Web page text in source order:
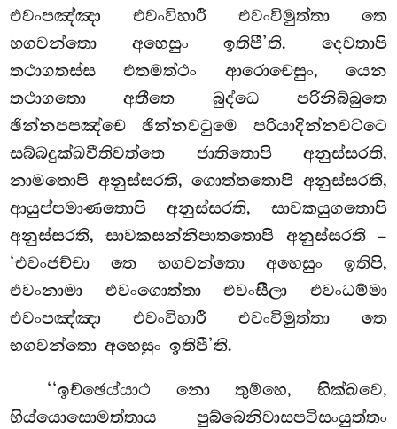
එවංපඤ්ඤා එවංවිහාරී එවංවිමුත්තා තෙ
භගවන්තො අහෙසුං ඉතිපී’ති. දෙවතාපි
තථාගතස්ස එතමත්ථං ආරොචෙසුං, යෙන
තථාගතො අතීතෙ බුද්ධෙ පරිනිබ්බුතෙ
ඡින්නපපඤ්චෙ ඡින්නවටුමෙ පරියාදින්නවට්ටෙ
සබ්බදුක්ඛවීතිවත්තෙ ජාතිතොපි අනුස්සරති,
නාමතොපි අනුස්සරති, ගොත්තතොපි අනුස්සරති,
ආයුප්පමාණතොපි අනුස්සරති, සාවකයුගතොපි
අනුස්සරති, සාවකසන්නිපාතතොපි අනුස්සරති –
‘එවංජච්චා තෙ භගවන්තො අහෙසුං ඉතිපි,
එවංනාමා එවංගොත්තා එවංසීලා එවංධම්මා
එවංපඤ්ඤා එවංවිහාරී එවංවිමුත්තා තෙ
භගවන්තො අහෙසුං ඉතිපී’ති.
‘‘ඉච්ඡෙය්යාථ නො තුම්හෙ, භික්ඛවෙ,
භිය්යොසොමත්තාය පුබ්බෙනිවාසපටිසංයුත්තං